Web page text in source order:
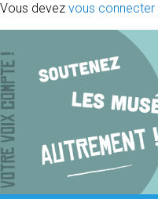
Vous devez vous connecter